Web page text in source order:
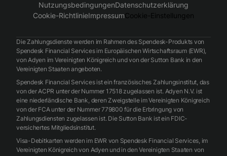
NutzungsbedingungenDatenschutzerklärung
Cookie-RichtlinieImpressumCookie-Einstellungen
Die Zahlungsdienste werden im Rahmen des Spendesk-Produkts von
Spendesk Financial Services im Europäischen Wirtschaftsraum (EWR),
von Adyen im Vereinigten Königreich und von der Sutton Bank in den
Vereinigten Staaten angeboten.
Spendesk Financial Services ist ein französisches Zahlungsinstitut, das
von der ACPR unter der Nummer 17518 zugelassen ist. Adyen N.V. ist
eine niederländische Bank, deren Zweigstelle im Vereinigten Königreich
von der FCA unter der Nummer 779800 für die Erbringung von
Zahlungsdiensten zugelassen ist. Die Sutton Bank ist ein FDIC-
versichertes Mitgliedsinstitut.
Visa-Debitkarten werden im EWR von Spendesk Financial Services, im
Vereinigten Königreich von Adyen und in den Vereinigten Staaten von